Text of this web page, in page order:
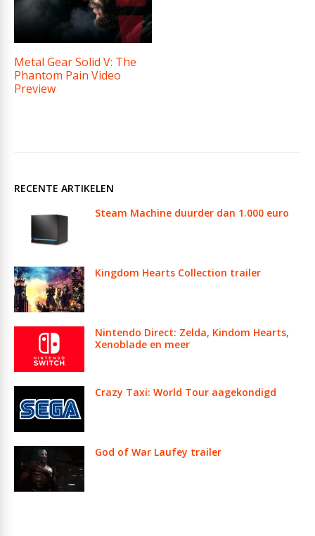
Metal Gear Solid V: The
Phantom Pain Video
Preview
RECENTE ARTIKELEN
Steam Machine duurder dan 1.000 euro
Kingdom Hearts Collection trailer
Nintendo Direct: Zelda, Kindom Hearts,
Xenoblade en meer
Crazy Taxi: World Tour aagekondigd
God of War Laufey trailer